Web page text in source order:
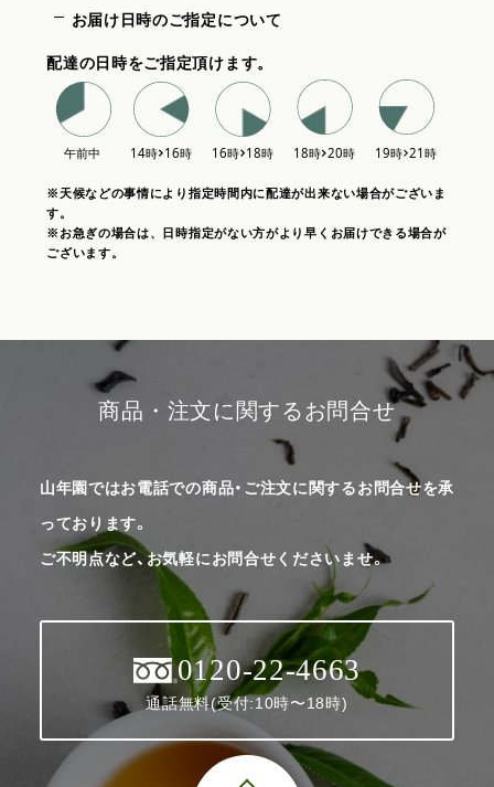
お届け日時のご指定について
配達の日時をご指定頂けます。
※天候などの事情により指定時間内に配達が出来ない場合がございま
す。
※お急ぎの場合は、日時指定がない方がより早くお届けできる場合が
ございます。
商品・注文に関するお問合せ
山年園ではお電話での商品・ご注文に関するお問合せを承
っております。
ご不明点など、お気軽にお問合せくださいませ。
0120-22-4663
通話無料(受付:10時〜18時)